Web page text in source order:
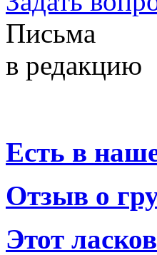
Письма
в редакцию
Есть в
Отзыв о
Этот